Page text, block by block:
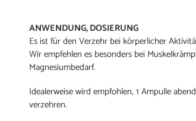
ANWENDUNG, DOSIERUNG
Es ist für den Verzehr bei körperlicher
Wir empfehlen es besonders bei
Magnesiumbedarf.
Idealerweise wird empfohlen, 1 Ampulle
verzehren.